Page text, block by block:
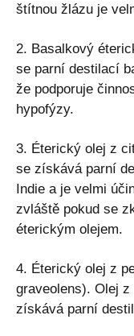
štítnou žlázu je
2. Basalkový
se parní destilací
že podporuje
hypofýzy.
3. Éterický olej z
se získává parní
Indie a je velmi
zvláště pokud se
éterickým olejem.
4. Éterický olej z
graveolens). Olej
získává parní